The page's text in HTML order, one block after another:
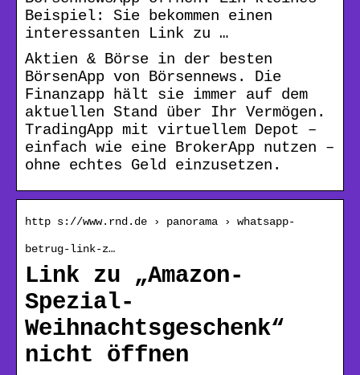
Beispiel: Sie bekommen einen
interessanten Link zu …
Aktien & Börse in der besten
BörsenApp von Börsennews. Die
Finanzapp hält sie immer auf dem
aktuellen Stand über Ihr Vermögen.
TradingApp mit virtuellem Depot –
einfach wie eine BrokerApp nutzen –
ohne echtes Geld einzusetzen.
http s://www.rnd.de › panorama › whatsapp-
betrug-link-z…
Link zu „Amazon-
Spezial-
Weihnachtsgeschenk“
nicht öffnen